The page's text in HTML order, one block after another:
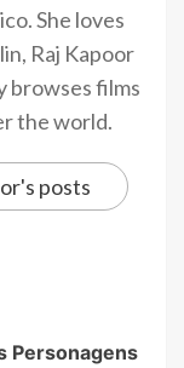
She loves
Raj Kapoor
browses films
the world.
posts
Personagens